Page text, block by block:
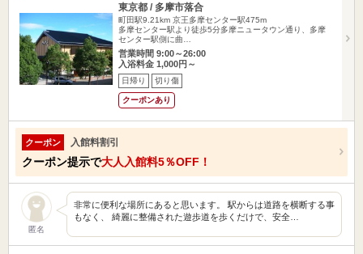
東京都 / 多摩市落合
町田駅9.21km 京王多摩センター駅475m
多摩センター駅より徒歩5分多摩ニュータウン通り、多摩
センター駅側に曲…
営業時間 9:00～26:00
入浴料金 1,000円～
日帰り 切り傷
クーポンあり
クーポン 入館料割引
クーポン提示で大人入館料5％OFF！
匿名
非常に便利な場所にあると思います。 駅からは道路を横断する事
もなく、 綺麗に整備された遊歩道を歩くだけで、安全…